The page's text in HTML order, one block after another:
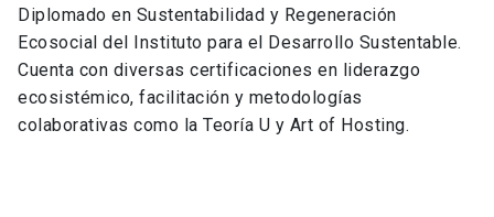
Diplomado en Sustentabilidad y Regeneración
Ecosocial del Instituto para el Desarrollo Sustentable.
Cuenta con diversas certificaciones en liderazgo
ecosistémico, facilitación y metodologías
colaborativas como la Teoría U y Art of Hosting.